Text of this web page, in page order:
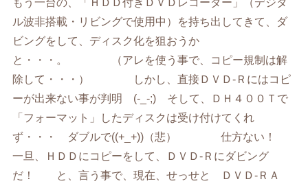
もう一台の、「ＨＤＤ付きＤＶＤレコーダー」（デジタ
ル波非搭載・リビングで使用中）を持ち出してきて、ダ
ビングをして、ディスク化を狙おうか
と・・・。 （アレを使う事で、コピー規制は解
除して・・・） しかし、直接ＤＶＤ-Ｒにはコピ
ーが出来ない事が判明 (-_-;) そして、ＤＨ４００Ｔで
「フォーマット」したディスクは受け付けてくれ
ず・・・ ダブルで((+_+))（悲） 仕方ない！
一旦、ＨＤＤにコピーをして、ＤＶＤ-Ｒにダビング
だ！ と、言う事で、現在、せっせと ＤＶＤ-ＲＡ